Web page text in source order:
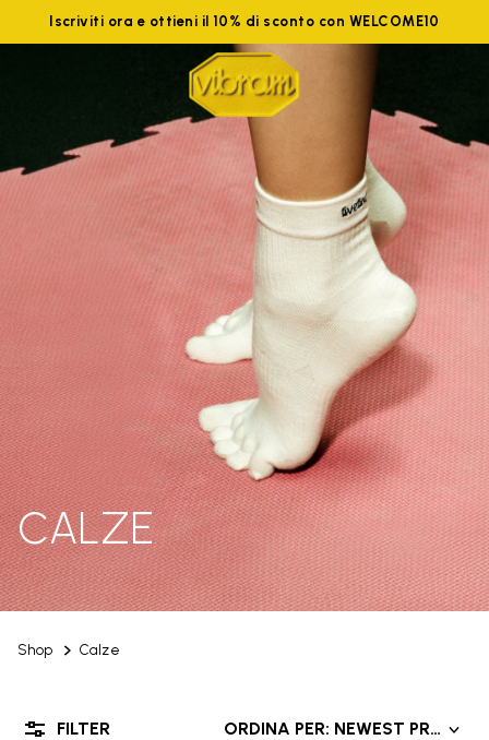
Iscriviti ora e ottieni il 10% di sconto con WELCOME10
Shop Calze
CALZE
ORDINA PER: NEWEST
FILTER